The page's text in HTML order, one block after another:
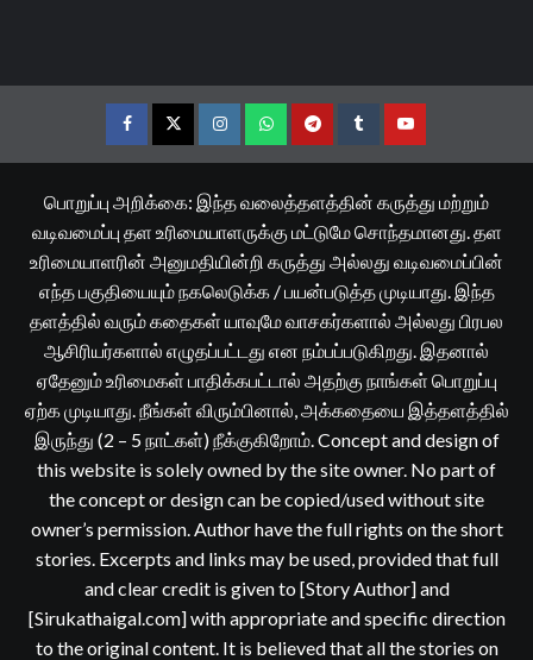
FacebookTwitterInstagramWhatsappTelegramTumblrYouTube
பொறுப்பு அறிக்கை: இந்த வலைத்தளத்தின் கருத்து மற்றும்
வடிவமைப்பு தள உரிமையாளருக்கு மட்டுமே சொந்தமானது. தள
உரிமையாளரின் அனுமதியின்றி கருத்து அல்லது வடிவமைப்பின்
எந்த பகுதியையும் நகலெடுக்க / பயன்படுத்த முடியாது. இந்த
தளத்தில் வரும் கதைகள் யாவுமே வாசகர்களால் அல்லது பிரபல
ஆசிரியர்களால் எழுதப்பட்டது என நம்பப்படுகிறது. இதனால்
ஏதேனும் உரிமைகள் பாதிக்கபட்டால் அதற்கு நாங்கள் பொறுப்பு
ஏற்க முடியாது. நீங்கள் விரும்பினால், அக்கதையை இத்தளத்தில்
இருந்து (2 – 5 நாட்கள்) நீக்குகிறோம். Concept and design of
this website is solely owned by the site owner. No part of
the concept or design can be copied/used without site
owner’s permission. Author have the full rights on the short
stories. Excerpts and links may be used, provided that full
and clear credit is given to [Story Author] and
[Sirukathaigal.com] with appropriate and specific direction
to the original content. It is believed that all the stories on